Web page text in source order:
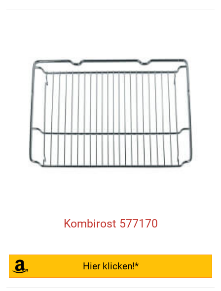
Kombirost 577170
Hier klicken!*